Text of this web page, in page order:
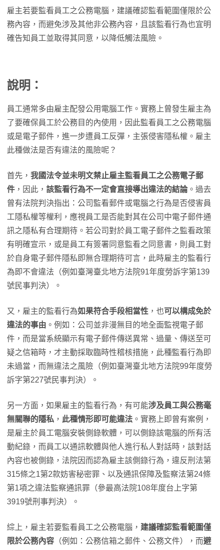
雇主若要監看員工之公務電腦，建議確認監看範圍僅限於公
務內容，而避免涉及其他非公務內容，且該監看行為也宜明
確告知員工並取得其同意，以降低觸法風險。
說明：
員工通常多由雇主配發公用電腦工作。實務上曾發生雇主為
了要確保員工於公務目的內使用，因此監看員工之公務電腦
或是電子郵件，進一步遭員工反彈，主張侵害隱私權。雇主
此種做法是否有違法的風險呢？
首先， 我國法令並未明文禁止雇主監看員工之公務電子郵
件 ，因此， 該監看行為不一定會直接導出違法的結論 。過去
曾有法院判決指出：公司監看郵件或電腦之行為是否侵害員
工隱私權等權利，應視員工是否能對其在公司中電子郵件通
訊之隱私有合理期待。若公司對於員工電子郵件之監看政策
有明確宣示，或是員工有簽署同意監看之同意書，則員工對
於自身電子郵件隱私即無合理期待可言，此時雇主的監看行
為即不會違法（例如臺灣臺北地方法院91年度勞訴字第139
號民事判決）。
又，雇主的監看行為如果符合手段相當性 ，也可以構成免於
違法的事由 。例如：公司並非漫無目的地全面監視電子郵
件，而是當系統顯示有電子郵件傳送異常、過量、傳送至可
疑之信箱時，才主動採取臨時性稽核措施，此種監看行為即
未過當，而無違法之風險（例如臺灣臺北地方法院99年度勞
訴字第227號民事判決）。
另一方面，如果雇主的監看行為，有可能涉及員工與公務毫
無關聯的隱私 ， 此種情形即可能違法 。實務上即曾有案例，
是雇主於員工電腦安裝側錄軟體，可以側錄該電腦的所有活
動紀錄，而員工以通訊軟體與他人進行私人對話時，該對話
內容也被側錄，法院因而認為雇主該側錄行為，違反刑法第
315條之1第2款妨害秘密罪、以及通訊保障及監察法第24條
第1項之違法監察通訊罪（參最高法院108年度台上字第
3919號刑事判決）。
綜上，雇主若要監看員工之公務電腦， 建議確認監看範圍僅
限於公務內容 （例如：公務信箱之郵件、公務文件），而避